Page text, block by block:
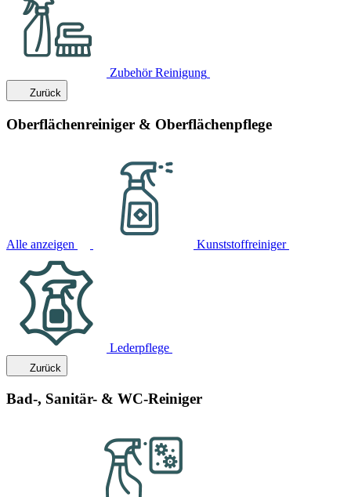
Zubehör Reinigung
Zurück
Oberflächenreiniger & Oberflächenpflege
Alle anzeigen Kunststoffreiniger
Lederpflege
Zurück
Bad-, Sanitär- & WC-Reiniger